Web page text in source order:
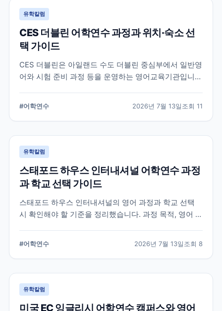
유학칼럼
CES 더블린 어학연수 과정과 위치·숙소 선
택 가이드
CES 더블린은 아일랜드 수도 더블린 중심부에서 일반영
어와 시험 준비 과정 등을 운영하는 영어교육기관입니
#어학연수 2026년 7월 13일조회 11
유학칼럼
스태포드 하우스 인터내셔널 어학연수 과정
과 학교 선택 가이드
스태포드 하우스 인터내셔널의 영어 과정과 학교 선택
시 확인해야 할 기준을 정리했습니다. 과정 목적, 영어 수
#어학연수 2026년 7월 13일조회 8
유학칼럼
미국 EC 잉글리시 어학연수 캠퍼스와 영어